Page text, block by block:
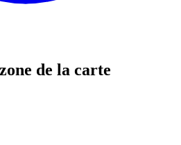
de la carte